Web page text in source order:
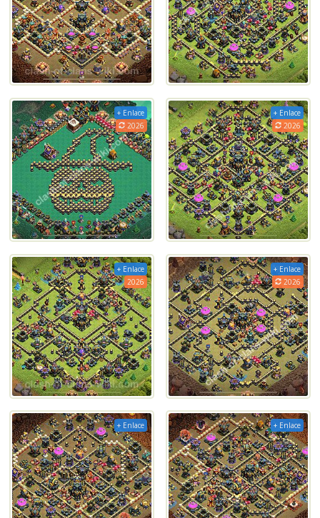
+ Enlace
2026
+ Enlace
2026
+ Enlace
2026
+ Enlace
2026
+ Enlace + Enlace